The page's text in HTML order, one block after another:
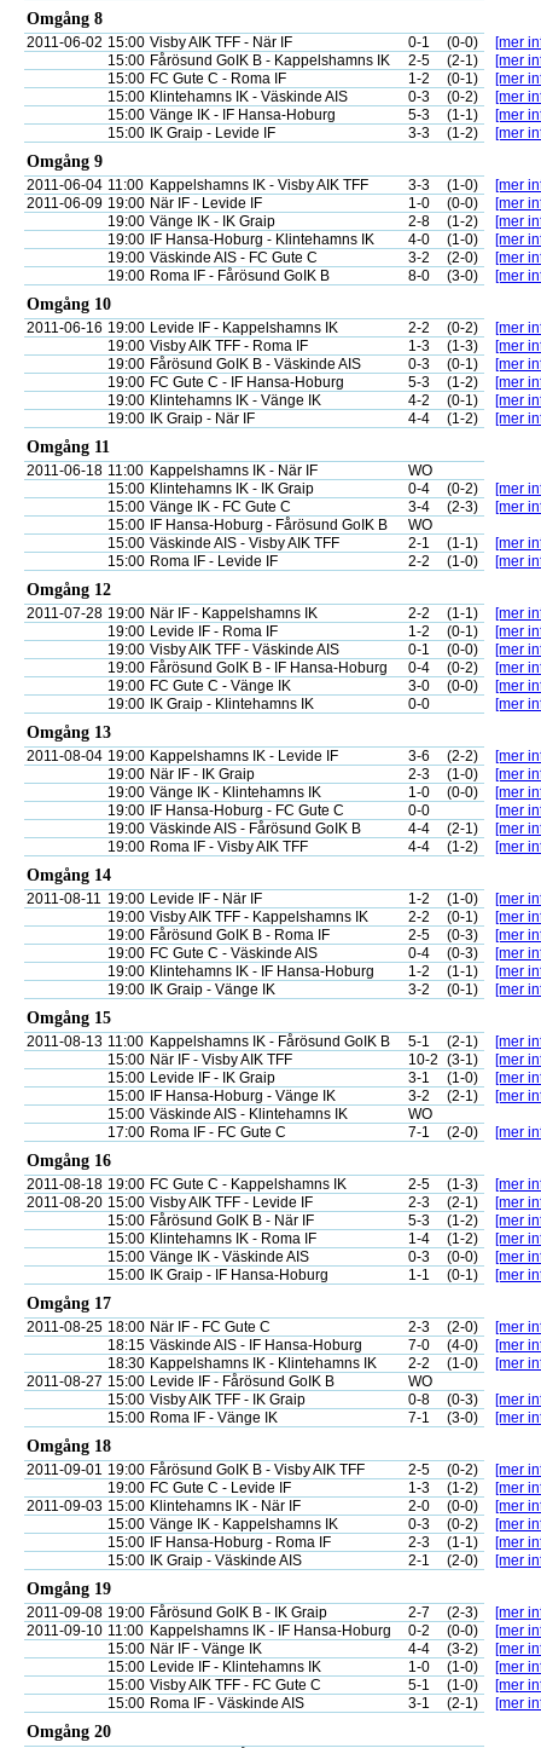
Omgång 8
2011-06-02 15:00 Visby AIK TFF - När IF 0-1 (0-0)
[mer
15:00 Fårösund GoIK B - Kappelshamns IK 2-5 (2-1)
[mer
15:00 FC Gute C - Roma IF 1-2 (0-1)
[mer
15:00 Klintehamns IK - Väskinde AIS 0-3 (0-2)
[mer
15:00 Vänge IK - IF Hansa-Hoburg 5-3 (1-1)
[mer
15:00
IK Graip - Levide IF 3-3 (1-2) [mer
Omgång 9
2011-06-04 11:00 Kappelshamns IK - Visby AIK TFF 3-3 (1-0)
[mer
2011-06-09 19:00 När IF - Levide IF 1-0 (0-0)
[mer
19:00 Vänge IK - IK Graip 2-8 (1-2)
[mer
19:00
IF Hansa-Hoburg - Klintehamns IK 4-0 (1-0)
[mer
19:00 Väskinde AIS - FC Gute C 3-2 (2-0)
[mer
19:00 Roma IF - Fårösund GoIK B 8-0 (3-0) [mer
Omgång 10
2011-06-16 19:00 Levide IF - Kappelshamns IK 2-2 (0-2)
[mer
19:00 Visby AIK TFF - Roma IF 1-3 (1-3)
[mer
19:00 Fårösund GoIK B - Väskinde AIS 0-3 (0-1)
[mer
19:00 FC Gute C - IF Hansa-Hoburg 5-3 (1-2)
[mer
19:00 Klintehamns IK - Vänge IK 4-2 (0-1)
[mer
19:00
IK Graip - När IF 4-4 (1-2) [mer
Omgång 11
2011-06-18 11:00 Kappelshamns IK - När IF
WO
15:00 Klintehamns IK - IK Graip 0-4 (0-2)
[mer
15:00 Vänge IK - FC Gute C 3-4 (2-3)
[mer
15:00
IF Hansa-Hoburg - Fårösund GoIK B
WO
15:00 Väskinde AIS - Visby AIK TFF 2-1 (1-1)
[mer
15:00 Roma IF - Levide IF 2-2 (1-0) [mer
Omgång 12
2011-07-28 19:00 När IF - Kappelshamns IK 2-2 (1-1)
[mer
19:00 Levide IF - Roma IF 1-2 (0-1)
[mer
19:00 Visby AIK TFF - Väskinde AIS 0-1 (0-0)
[mer
19:00 Fårösund GoIK B - IF Hansa-Hoburg 0-4 (0-2)
[mer
19:00 FC Gute C - Vänge IK 3-0 (0-0)
[mer
19:00
IK Graip - Klintehamns IK 0-0 [mer
Omgång 13
2011-08-04 19:00 Kappelshamns IK - Levide IF 3-6 (2-2)
[mer
19:00 När IF - IK Graip 2-3 (1-0)
[mer
19:00 Vänge IK - Klintehamns IK 1-0 (0-0)
[mer
19:00
IF Hansa-Hoburg - FC Gute C 0-0
[mer
19:00 Väskinde AIS - Fårösund GoIK B 4-4 (2-1)
[mer
19:00 Roma IF - Visby AIK TFF 4-4 (1-2) [mer
Omgång 14
2011-08-11 19:00 Levide IF - När IF 1-2 (1-0)
[mer
19:00 Visby AIK TFF - Kappelshamns IK 2-2 (0-1)
[mer
19:00 Fårösund GoIK B - Roma IF 2-5 (0-3)
[mer
19:00 FC Gute C - Väskinde AIS 0-4 (0-3)
[mer
19:00 Klintehamns IK - IF Hansa-Hoburg 1-2 (1-1)
[mer
19:00
IK Graip - Vänge IK 3-2 (0-1) [mer
Omgång 15
2011-08-13 11:00 Kappelshamns IK - Fårösund GoIK B 5-1 (2-1)
[mer
15:00 När IF - Visby AIK TFF 10-2 (3-1)
[mer
15:00 Levide IF - IK Graip 3-1 (1-0)
[mer
15:00
IF Hansa-Hoburg - Vänge IK 3-2 (2-1)
[mer
15:00 Väskinde AIS - Klintehamns IK
WO
17:00 Roma IF - FC Gute C 7-1 (2-0) [mer
Omgång 16
2011-08-18 19:00 FC Gute C - Kappelshamns IK 2-5 (1-3)
[mer
2011-08-20 15:00 Visby AIK TFF - Levide IF 2-3 (2-1)
[mer
15:00 Fårösund GoIK B - När IF 5-3 (1-2)
[mer
15:00 Klintehamns IK - Roma IF 1-4 (1-2)
[mer
15:00 Vänge IK - Väskinde AIS 0-3 (0-0)
[mer
15:00
IK Graip - IF Hansa-Hoburg 1-1 (0-1) [mer
Omgång 17
2011-08-25 18:00 När IF - FC Gute C 2-3 (2-0)
[mer
18:15 Väskinde AIS - IF Hansa-Hoburg 7-0 (4-0)
[mer
18:30 Kappelshamns IK - Klintehamns IK 2-2 (1-0)
[mer
2011-08-27 15:00 Levide IF - Fårösund GoIK B
WO
15:00 Visby AIK TFF - IK Graip 0-8 (0-3)
[mer
15:00 Roma IF - Vänge IK 7-1 (3-0) [mer
Omgång 18
2011-09-01 19:00 Fårösund GoIK B - Visby AIK TFF 2-5 (0-2)
[mer
19:00 FC Gute C - Levide IF 1-3 (1-2)
[mer
2011-09-03 15:00 Klintehamns IK - När IF 2-0 (0-0)
[mer
15:00 Vänge IK - Kappelshamns IK 0-3 (0-2)
[mer
15:00
IF Hansa-Hoburg - Roma IF 2-3 (1-1)
[mer
15:00
IK Graip - Väskinde AIS 2-1 (2-0) [mer
Omgång 19
2011-09-08 19:00 Fårösund GoIK B - IK Graip 2-7 (2-3)
[mer
2011-09-10 11:00 Kappelshamns IK - IF Hansa-Hoburg 0-2 (0-0)
[mer
15:00 När IF - Vänge IK 4-4 (3-2)
[mer
15:00 Levide IF - Klintehamns IK 1-0 (1-0)
[mer
15:00 Visby AIK TFF - FC Gute C 5-1 (1-0)
[mer
15:00 Roma IF - Väskinde AIS 3-1 (2-1) [mer
Omgång 20